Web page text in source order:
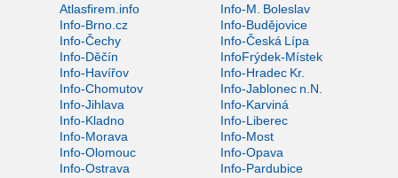
Atlasfirem.info
Info-M. Boleslav
Info-Brno.cz
Info-Budějovice
Info-Čechy
Info-Česká Lípa
Info-Děčín
InfoFrýdek-Místek
Info-Havířov
Info-Hradec Kr.
Info-Chomutov
Info-Jablonec n.N.
Info-Jihlava
Info-Karviná
Info-Kladno
Info-Liberec
Info-Morava
Info-Most
Info-Olomouc
Info-Opava
Info-Ostrava
Info-Pardubice